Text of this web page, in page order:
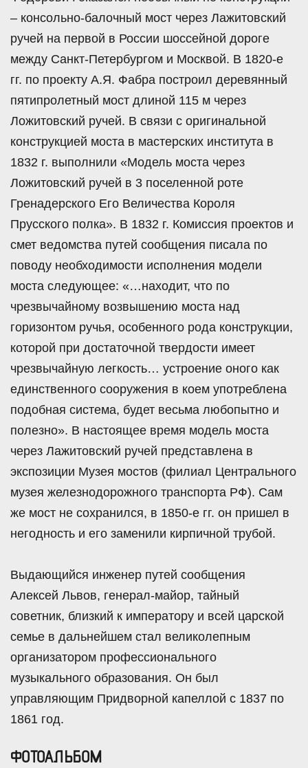
– консольно-балочный мост через Лажитовский
ручей на первой в России шоссейной дороге
между Санкт-Петербургом и Москвой. В 1820-е
гг. по проекту А.Я. Фабра построил деревянный
пятипролетный мост длиной 115 м через
Ложитовский ручей. В связи с оригинальной
конструкцией моста в мастерских института в
1832 г. выполнили «Модель моста через
Ложитовский ручей в 3 поселенной роте
Гренадерского Его Величества Короля
Прусского полка». В 1832 г. Комиссия проектов и
смет ведомства путей сообщения писала по
поводу необходимости исполнения модели
моста следующее: «…находит, что по
чрезвычайному возвышению моста над
горизонтом ручья, особенного рода конструкции,
которой при достаточной твердости имеет
чрезвычайную легкость… устроение оного как
единственного сооружения в коем употреблена
подобная система, будет весьма любопытно и
полезно». В настоящее время модель моста
через Лажитовский ручей представлена в
экспозиции Музея мостов (филиал Центрального
музея железнодорожного транспорта РФ). Сам
же мост не сохранился, в 1850-е гг. он пришел в
негодность и его заменили кирпичной трубой.
Выдающийся инженер путей сообщения
Алексей Львов, генерал-майор, тайный
советник, близкий к императору и всей царской
семье в дальнейшем стал великолепным
организатором профессионального
музыкального образования. Он был
управляющим Придворной капеллой с 1837 по
1861 год.
ФОТОАЛЬБОМ